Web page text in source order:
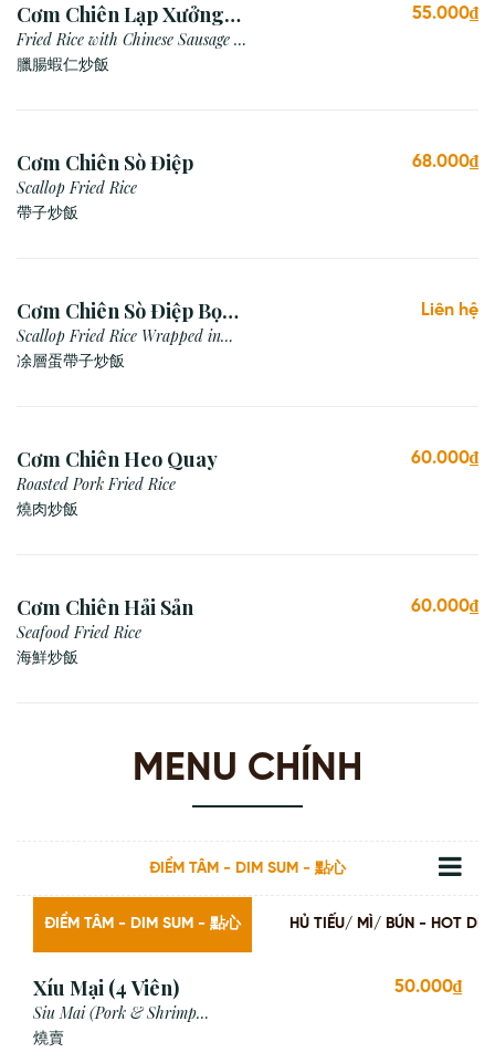
Cơm Chiên Lạp Xưởng
Tôm
Fried Rice with Chinese Sausage &
Prawn
臘腸蝦仁炒飯
55.000₫
Cơm Chiên Sò Điệp
Scallop Fried Rice
帶子炒飯
68.000₫
Cơm Chiên Sò Điệp Bọc
Trứng
Scallop Fried Rice Wrapped in
Egg (Omelette)
凃層蛋帶子炒飯
Liên hệ
Cơm Chiên Heo Quay
Roasted Pork Fried Rice
燒肉炒飯
60.000₫
Cơm Chiên Hải Sản
Seafood Fried Rice
海鮮炒飯
60.000₫
MENU CHÍNH
ĐIỂM TÂM - DIM SUM - 點心
ĐIỂM TÂM - DIM SUM - 點心 HỦ TIẾU/ MÌ/ BÚN - HOT
Xíu Mại (4 Viên)
Siu Mai (Pork & Shrimp
Dumpling)
燒賣
50.000₫